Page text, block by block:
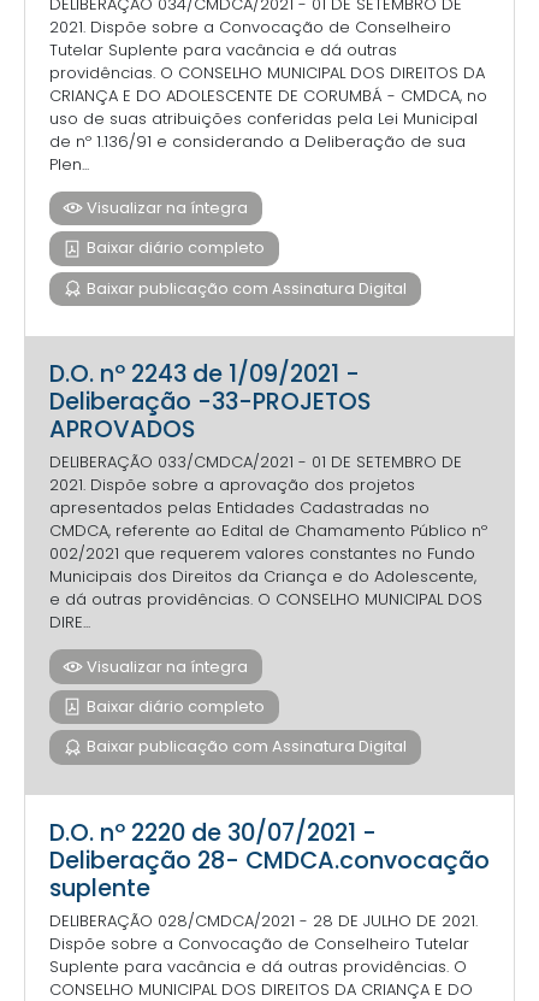
2021. Dispõe sobre a Convocação de Conselheiro
Tutelar Suplente para vacância e dá outras
providências. O CONSELHO MUNICIPAL DOS DIREITOS DA
CRIANÇA E DO ADOLESCENTE DE CORUMBÁ - CMDCA, no
uso de suas atribuições conferidas pela Lei Municipal
de nº 1.136/91 e considerando a Deliberação de sua
Plen...
Visualizar na íntegra
Baixar diário completo
Baixar publicação com Assinatura Digital
D.O. nº 2243 de 1/09/2021 -
Deliberação -33-PROJETOS
APROVADOS
DELIBERAÇÃO 033/CMDCA/2021 - 01 DE SETEMBRO DE
2021. Dispõe sobre a aprovação dos projetos
apresentados pelas Entidades Cadastradas no
CMDCA, referente ao Edital de Chamamento Público nº
002/2021 que requerem valores constantes no Fundo
Municipais dos Direitos da Criança e do Adolescente,
e dá outras providências. O CONSELHO MUNICIPAL DOS
DIRE...
Visualizar na íntegra
Baixar diário completo
Baixar publicação com Assinatura Digital
D.O. nº 2220 de 30/07/2021 -
Deliberação 28- CMDCA.convocação
suplente
DELIBERAÇÃO 028/CMDCA/2021 - 28 DE JULHO DE 2021.
Dispõe sobre a Convocação de Conselheiro Tutelar
Suplente para vacância e dá outras providências. O
CONSELHO MUNICIPAL DOS DIREITOS DA CRIANÇA E DO